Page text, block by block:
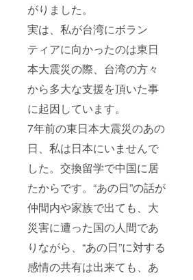
がりました。
実は、私が台湾にボラン
ティアに向かったのは東日
本大震災の際、台湾の方々
から多大な支援を頂いた事
に起因しています。
7年前の東日本大震災のあの
日、私は日本にいませんで
した。交換留学で中国に居
たからです。“あの日”の話が
仲間内や家族で出ても、大
災害に遭った国の人間であ
りながら、“あの日”に対する
感情の共有は出来ても、あ